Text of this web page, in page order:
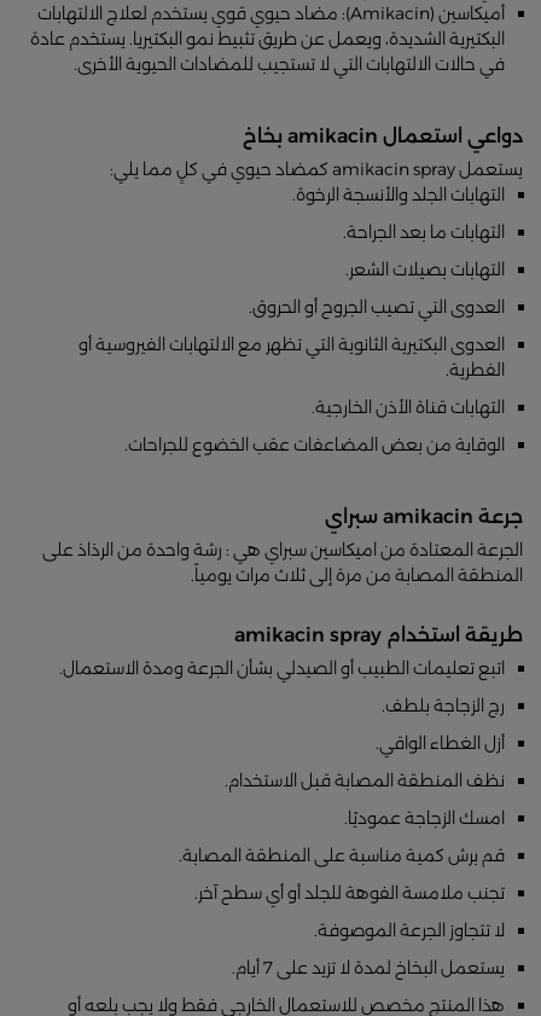
أميكاسين (Amikacin): مضاد حيوي قوي يستخدم لعلاج الالتهابات
البكتيرية الشديدة، ويعمل عن طريق تثبيط نمو البكتيريا. يستخدم عادة
في حالات الالتهابات التي لا تستجيب للمضادات الحيوية الأخرى.
دواعي استعمال amikacin بخاخ
يستعمل amikacin spray كمضاد حيوي في كلٍ مما يلي:
التهابات الجلد والأنسجة الرخوة.
التهابات ما بعد الجراحة.
التهابات بصيلات الشعر.
العدوى التي تصيب الجروح أو الحروق.
العدوى البكتيرية الثانوية التي تظهر مع الالتهابات الفيروسية أو
الفطرية.
التهابات قناة الأذن الخارجية.
الوقاية من بعض المضاعفات عقب الخضوع للجراحات.
جرعة amikacin سبراي
الجرعة المعتادة من اميكاسين سبراي هي : رشة واحدة من الرذاذ على
المنطقة المصابة من مرة إلى ثلاث مرات يومياً.
طريقة استخدام amikacin spray
اتبع تعليمات الطبيب أو الصيدلي بشأن الجرعة ومدة الاستعمال.
رج الزجاجة بلطف.
أزل الغطاء الواقي.
نظف المنطقة المصابة قبل الاستخدام.
امسك الزجاجة عموديًا.
قم برش كمية مناسبة على المنطقة المصابة.
تجنب ملامسة الفوهة للجلد أو أي سطح آخر.
لا تتجاوز الجرعة الموصوفة.
يستعمل البخاخ لمدة لا تزيد على 7 أيام.
هذا المنتج مخصص للاستعمال الخارجي فقط ولا يجب بلعه أو